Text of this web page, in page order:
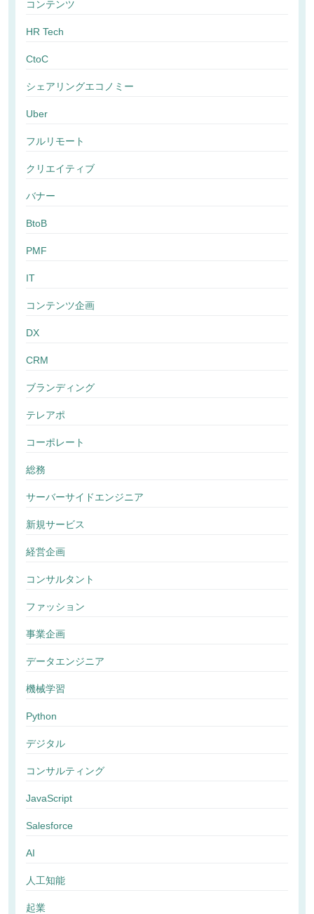
コンテンツ
HR Tech
CtoC
シェアリングエコノミー
Uber
フルリモート
クリエイティブ
バナー
BtoB
PMF
IT
コンテンツ企画
DX
CRM
ブランディング
テレアポ
コーポレート
総務
サーバーサイドエンジニア
新規サービス
経営企画
コンサルタント
ファッション
事業企画
データエンジニア
機械学習
Python
デジタル
コンサルティング
JavaScript
Salesforce
AI
人工知能
起業